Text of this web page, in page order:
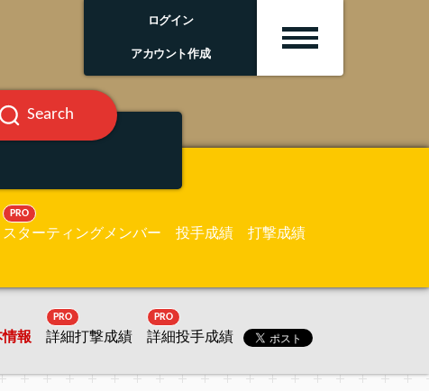
ログイン
アカウント作成
Search
PRO
スターティングメンバー 投手成績 打撃成績
情報
PRO
詳細打撃成績
PRO
詳細投手成績